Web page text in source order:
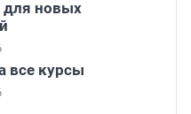
для новых
все курсы